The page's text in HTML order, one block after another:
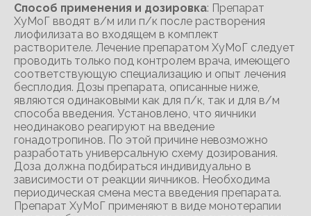
Способ применения и дозировка: Препарат
ХуМоГ вводят в/м или п/к после растворения
лиофилизата во входящем в комплект
растворителе. Лечение препаратом ХуМоГ следует
проводить только под контролем врача, имеющего
соответствующую специализацию и опыт лечения
бесплодия. Дозы препарата, описанные ниже,
являются одинаковыми как для п/к, так и для в/м
способа введения. Установлено, что яичники
неодинаково реагируют на введение
гонадотропинов. По этой причине невозможно
разработать универсальную схему дозирования.
Доза должна подбираться индивидуально в
зависимости от реакции яичников. Необходима
периодическая смена места введения препарата.
Препарат ХуМоГ применяют в виде монотерапии